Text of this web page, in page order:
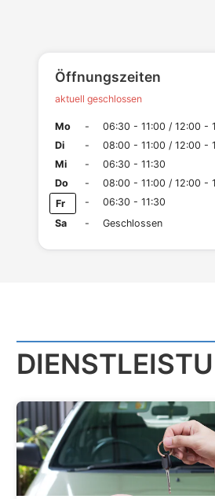
Öffnungszeiten
aktuell geschlossen
Mo -
06:30 - 11:00 / 12:00 -
Di
-
08:00 - 11:00 / 12:00 -
Mi
-
06:30 - 11:30
Do
-
08:00 - 11:00 / 12:00 -
Fr
-
06:30 - 11:30
Sa
- Geschlossen